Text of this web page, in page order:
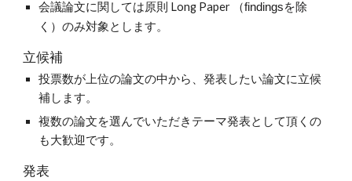
会議論文に関しては原則 Long Paper
（findingsを除
く）のみ対象とします。
立候補
投票数が上位の論文の中から、発表したい論文に立候
補します。
複数の論文を選んでいただきテーマ発表として頂くの
も大歓迎です。
発表